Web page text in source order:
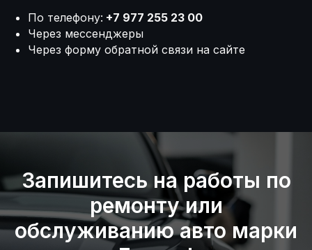
По телефону: +7 977 255 23 00
Через мессенджеры
Через форму обратной связи на сайте
Запишитесь на работы по
ремонту или
обслуживанию авто марки
Слесарные работы
Шиномонтаж